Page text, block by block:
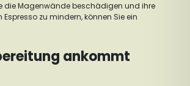
die Magenwände beschädigen und ihre
zu mindern, können Sie ein
ankommt